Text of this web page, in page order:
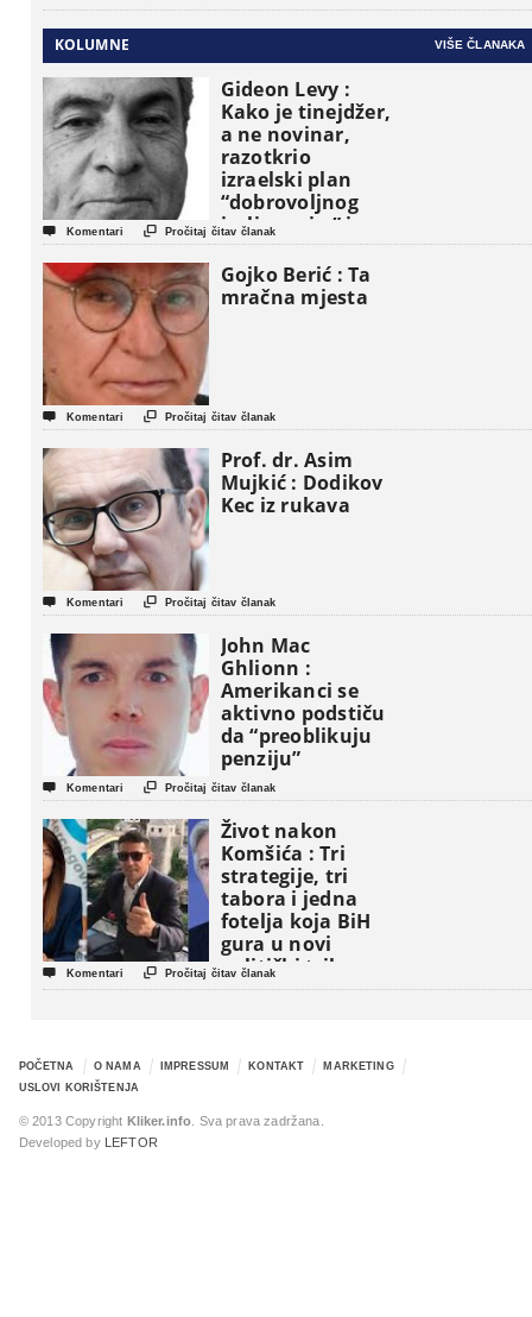
KOLUMNE VIŠE ČLANAKA
Gideon Levy :
Kako je tinejdžer,
a ne novinar,
razotkrio
izraelski plan
“dobrovoljnog
iseljavanja ” iz
Gaze
 Komentari  Pročitaj čitav članak
Gojko Berić : Ta
mračna mjesta
 Komentari  Pročitaj čitav članak
Prof. dr. Asim
Mujkić : Dodikov
Kec iz rukava
 Komentari  Pročitaj čitav članak
John Mac
Ghlionn :
Amerikanci se
aktivno podstiču
da “preoblikuju
penziju”
 Komentari  Pročitaj čitav članak
Život nakon
Komšića : Tri
strategije, tri
tabora i jedna
fotelja koja BiH
gura u novi
politički triler
 Komentari  Pročitaj čitav članak
POČETNA O NAMA IMPRESSUM KONTAKT
MARKETING
USLOVI KORIŠTENJA
© 2013 Copyright Kliker.info . Sva prava zadržana.
Developed by
LEFTOR